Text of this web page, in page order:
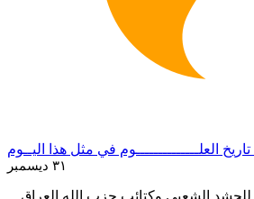
تاريخ العلــــــــــــــوم في مثل هذا اليــوم
٣١ ديسمبر